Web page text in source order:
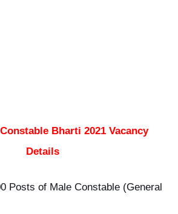
Bharti 2021 Vacancy
Details
Posts of Male Constable (General